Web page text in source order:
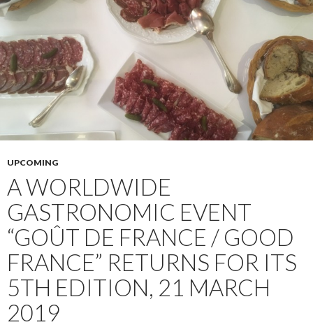
UPCOMING
A WORLDWIDE
GASTRONOMIC EVENT
“GOÛT DE FRANCE / GOOD
FRANCE” RETURNS FOR ITS
5TH EDITION, 21 MARCH
2019